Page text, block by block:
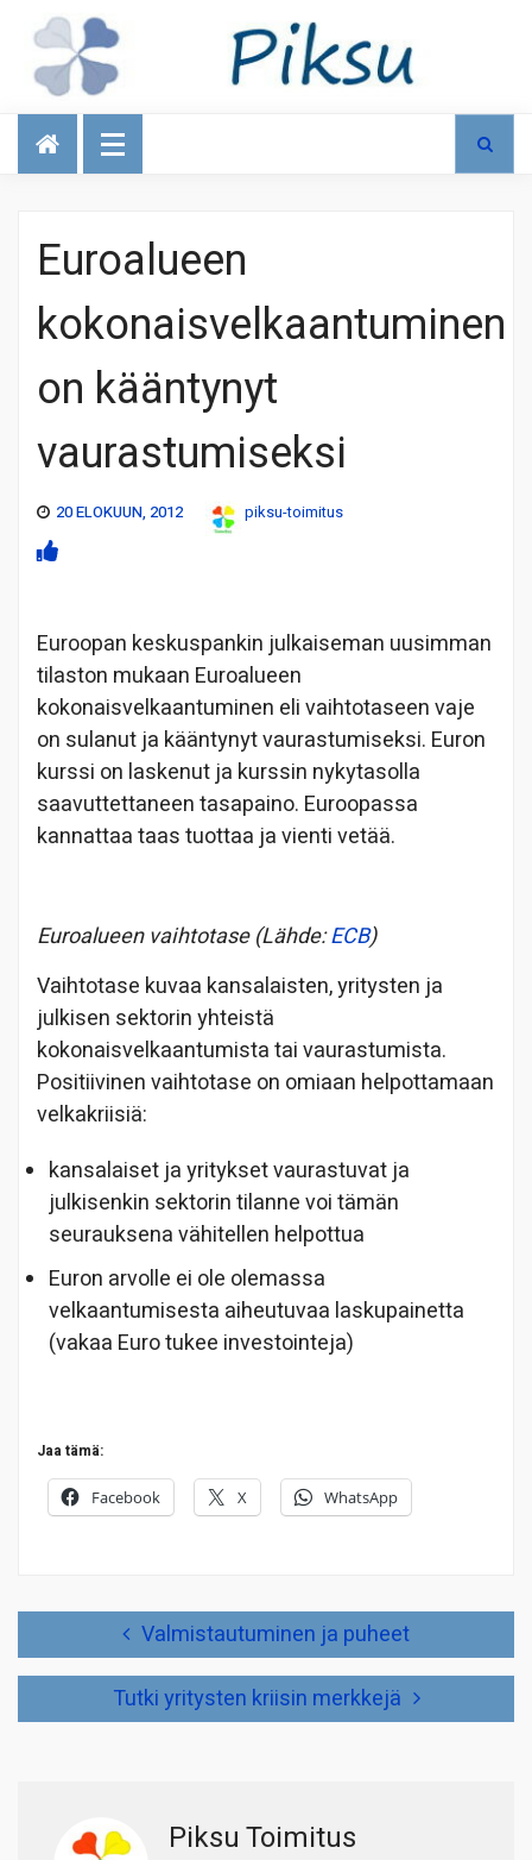
Talous
Euroalueen
kokonaisvelkaantuminen
on kääntynyt
vaurastumiseksi
20 ELOKUUN, 2012 piksu-toimitus
Euroopan keskuspankin julkaiseman uusimman
tilaston mukaan Euroalueen
kokonaisvelkaantuminen eli vaihtotaseen vaje
on sulanut ja kääntynyt vaurastumiseksi. Euron
kurssi on laskenut ja kurssin nykytasolla
saavuttettaneen tasapaino. Euroopassa
kannattaa taas tuottaa ja vienti vetää.
Euroalueen vaihtotase (Lähde:ECB)
Vaihtotase kuvaa kansalaisten, yritysten ja
julkisen sektorin yhteistä
kokonaisvelkaantumista tai vaurastumista.
Positiivinen vaihtotase on omiaan helpottamaan
velkakriisiä:
kansalaiset ja yritykset vaurastuvat ja
julkisenkin sektorin tilanne voi tämän
seurauksena vähitellen helpottua
Euron arvolle ei ole olemassa
velkaantumisesta aiheutuvaa laskupainetta
(vakaa Euro tukee investointeja)
Jaa tämä:
Facebook X WhatsApp
Valmistautuminen ja puheet
Tutki yritysten kriisin merkkejä
Piksu Toimitus